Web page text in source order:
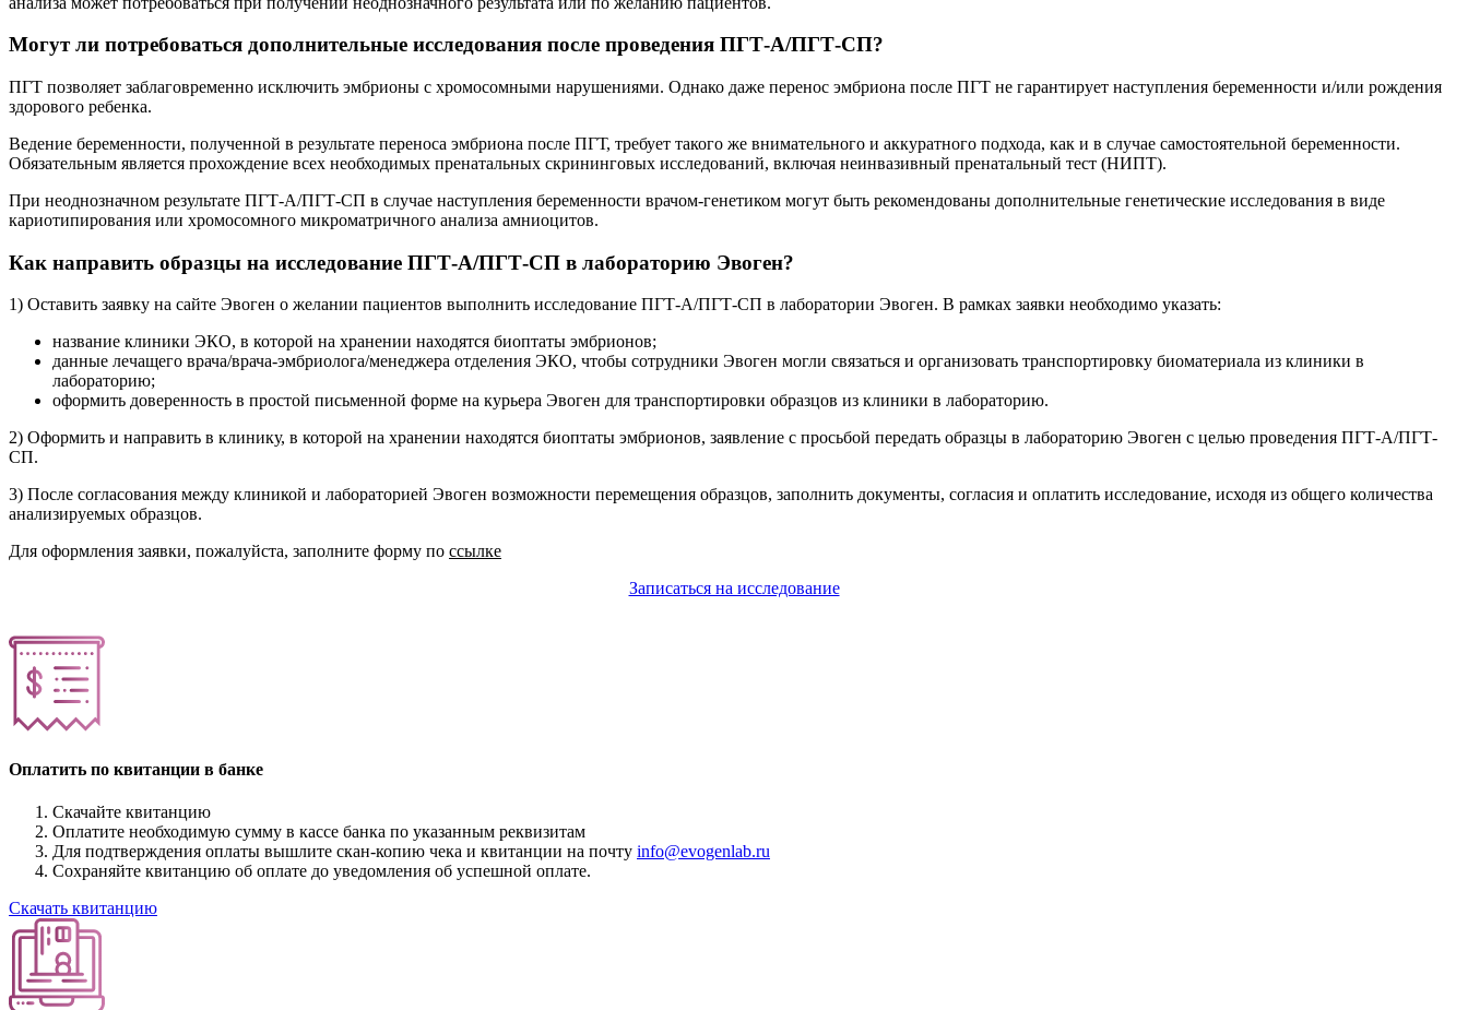
Могут ли потребоваться дополнительные исследования после проведения ПГТ-А/ПГТ-СП?
ПГТ позволяет заблаговременно исключить эмбрионы с хромосомными нарушениями. Однако даже перенос эмбриона после ПГТ не гарантирует наступления беременности и/или рождения
здорового ребенка.
Ведение беременности, полученной в результате переноса эмбриона после ПГТ, требует такого же внимательного и аккуратного подхода, как и в случае самостоятельной беременности.
Обязательным является прохождение всех необходимых пренатальных скрининговых исследований, включая неинвазивный пренатальный тест (НИПТ).
При неоднозначном результате ПГТ-А/ПГТ-СП в случае наступления беременности врачом-генетиком могут быть рекомендованы дополнительные генетические исследования в виде
кариотипирования или хромосомного микроматричного анализа амниоцитов.
Как направить образцы на исследование ПГТ-А/ПГТ-СП в лабораторию Эвоген?
1) Оставить заявку на сайте Эвоген о желании пациентов выполнить исследование ПГТ-А/ПГТ-СП в лаборатории Эвоген. В рамках заявки необходимо указать:
название клиники ЭКО, в которой на хранении находятся биоптаты эмбрионов;
данные лечащего врача/врача-эмбриолога/менеджера отделения ЭКО, чтобы сотрудники Эвоген могли связаться и организовать транспортировку биоматериала из клиники в
лабораторию;
оформить доверенность в простой письменной форме на курьера Эвоген для транспортировки образцов из клиники в лабораторию.
2) Оформить и направить в клинику, в которой на хранении находятся биоптаты эмбрионов, заявление с просьбой передать образцы в лабораторию Эвоген с целью проведения ПГТ-А/ПГТ-
СП.
3) После согласования между клиникой и лабораторией Эвоген возможности перемещения образцов, заполнить документы, согласия и оплатить исследование, исходя из общего количества
анализируемых образцов.
Для оформления заявки, пожалуйста, заполните форму по ссылке
Записаться на исследование
Оплатить по квитанции в банке
Скачайте квитанцию
Оплатите необходимую сумму в кассе банка по указанным реквизитам
Для подтверждения оплаты вышлите скан-копию чека и квитанции на почту info@evogenlab.ru
Сохраняйте квитанцию об оплате до уведомления об успешной оплате.
Скачать квитанцию